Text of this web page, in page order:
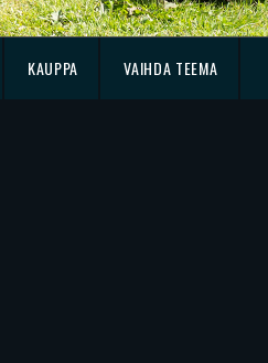
KAUPPA VAIHDA TEEMA